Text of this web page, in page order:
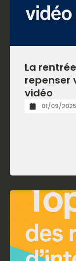
La
repenser
vidéo
01/09/2025